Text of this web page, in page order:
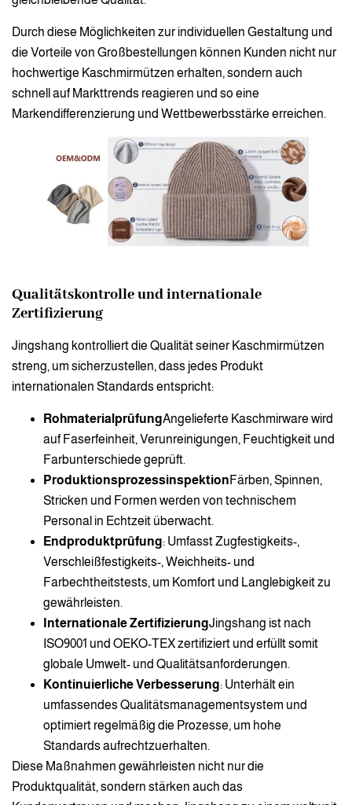
Durch diese Möglichkeiten zur individuellen Gestaltung und
die Vorteile von Großbestellungen können Kunden nicht nur
hochwertige Kaschmirmützen erhalten, sondern auch
schnell auf Markttrends reagieren und so eine
Markendifferenzierung und Wettbewerbsstärke erreichen.
Qualitätskontrolle und internationale
Zertifizierung
Jingshang kontrolliert die Qualität seiner Kaschmirmützen
streng, um sicherzustellen, dass jedes Produkt
internationalen Standards entspricht:
RohmaterialprüfungAngelieferte Kaschmirware wird
auf Faserfeinheit, Verunreinigungen, Feuchtigkeit und
Farbunterschiede geprüft.
ProduktionsprozessinspektionFärben, Spinnen,
Stricken und Formen werden von technischem
Personal in Echtzeit überwacht.
Endproduktprüfung: Umfasst Zugfestigkeits-,
Verschleißfestigkeits-, Weichheits- und
Farbechtheitstests, um Komfort und Langlebigkeit zu
gewährleisten.
Internationale ZertifizierungJingshang ist nach
ISO9001 und OEKO-TEX zertifiziert und erfüllt somit
globale Umwelt- und Qualitätsanforderungen.
Kontinuierliche Verbesserung: Unterhält ein
umfassendes Qualitätsmanagementsystem und
optimiert regelmäßig die Prozesse, um hohe
Standards aufrechtzuerhalten.
Diese Maßnahmen gewährleisten nicht nur die
Produktqualität, sondern stärken auch das